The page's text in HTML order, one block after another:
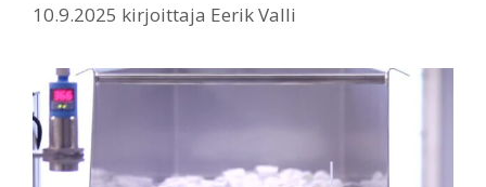
10.9.2025 kirjoittaja Eerik Valli